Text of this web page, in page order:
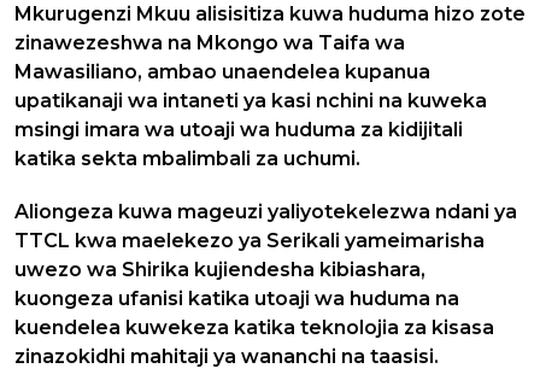
Mkurugenzi Mkuu alisisitiza kuwa huduma hizo zote
zinawezeshwa na Mkongo wa Taifa wa
Mawasiliano, ambao unaendelea kupanua
upatikanaji wa intaneti ya kasi nchini na kuweka
msingi imara wa utoaji wa huduma za kidijitali
katika sekta mbalimbali za uchumi.
Aliongeza kuwa mageuzi yaliyotekelezwa ndani ya
TTCL kwa maelekezo ya Serikali yameimarisha
uwezo wa Shirika kujiendesha kibiashara,
kuongeza ufanisi katika utoaji wa huduma na
kuendelea kuwekeza katika teknolojia za kisasa
zinazokidhi mahitaji ya wananchi na taasisi.